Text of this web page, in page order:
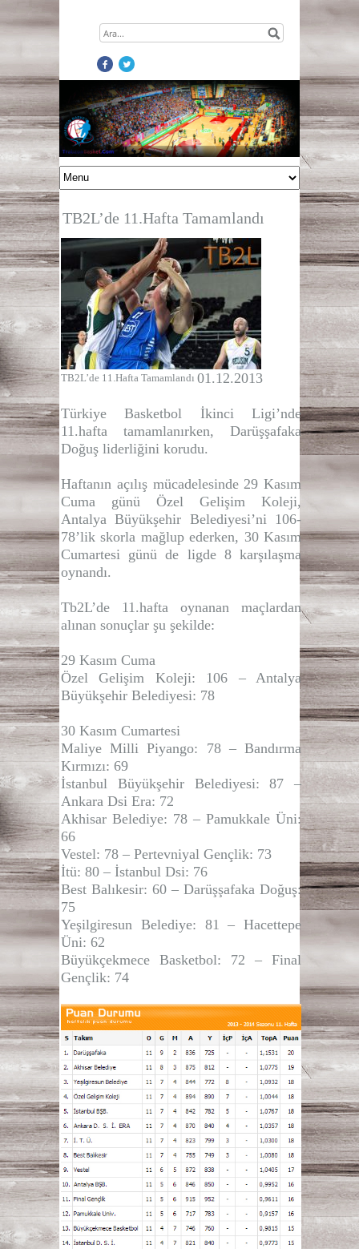
TB2L’de 11.Hafta Tamamlandı
TB2L’de 11.Hafta Tamamlandı 01.12.2013
Türkiye Basketbol İkinci Ligi’nde
11.hafta tamamlanırken, Darüşşafaka
Doğuş liderliğini korudu.
Haftanın açılış mücadelesinde 29 Kasım
Cuma günü Özel Gelişim Koleji,
Antalya Büyükşehir Belediyesi’ni 106-
78’lik skorla mağlup ederken, 30 Kasım
Cumartesi günü de ligde 8 karşılaşma
oynandı.
Tb2L’de 11.hafta oynanan maçlardan
alınan sonuçlar şu şekilde:
29 Kasım Cuma
Özel Gelişim Koleji: 106 – Antalya
Büyükşehir Belediyesi: 78
30 Kasım Cumartesi
Maliye Milli Piyango: 78 – Bandırma
Kırmızı: 69
İstanbul Büyükşehir Belediyesi: 87 –
Ankara Dsi Era: 72
Akhisar Belediye: 78 – Pamukkale Üni:
66
Vestel: 78 – Pertevniyal Gençlik: 73
İtü: 80 – İstanbul Dsi: 76
Best Balıkesir: 60 – Darüşşafaka Doğuş:
75
Yeşilgiresun Belediye: 81 – Hacettepe
Üni: 62
Büyükçekmece Basketbol: 72 – Final
Gençlik: 74